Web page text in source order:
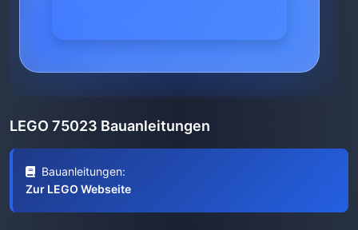
LEGO 75023 Bauanleitungen
Bauanleitungen:
Zur LEGO Webseite